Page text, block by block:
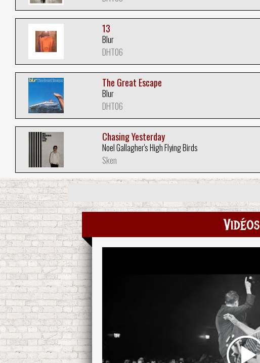
13
Blur
DHT06
The Great Escape
Blur
DHT06
Chasing Yesterday
Noel Gallagher's High Flying Birds
Sken
Vidéos